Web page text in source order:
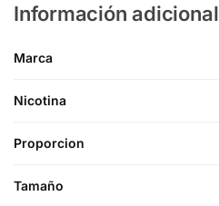
Información adicional
Marca
Nicotina
Proporcion
Tamaño